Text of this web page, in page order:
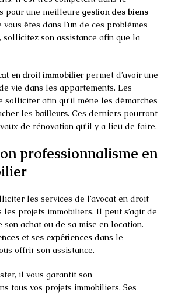
pour une meilleure gestion des biens
vous êtes dans l’un de ces problèmes
sollicitez son assistance afin que la
en droit immobilierpermet d’avoir une
vie dans les appartements. Les
solliciter afin qu’il mène les démarches
les bailleurs. Ces derniers pourront
de rénovation qu’il y a lieu de faire.
professionnalisme en
les services de l’avocat en droit
les projets immobiliers. Il peut s’agir de
son achat ou de sa mise en location.
et ses expériences dans le
offrir son assistance.
il vous garantit son
tous vos projets immobiliers. Ses